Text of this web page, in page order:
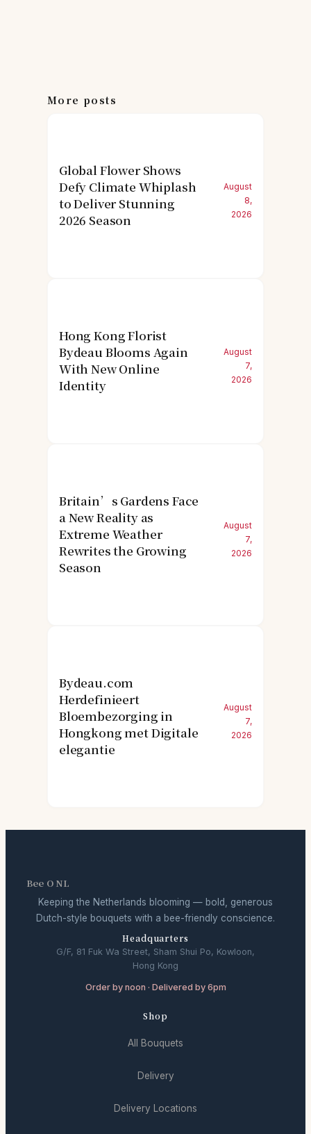
More posts
Global Flower Shows
Defy Climate Whiplash
to Deliver Stunning
2026 Season
August
8,
2026
Hong Kong Florist
Bydeau Blooms Again
With New Online
Identity
August
7,
2026
Britain’s Gardens Face
a New Reality as
Extreme Weather
Rewrites the Growing
Season
August
7,
2026
Bydeau.com
Herdefinieert
Bloembezorging in
Hongkong met Digitale
elegantie
August
7,
2026
Bee O NL
Keeping the Netherlands blooming — bold, generous
Dutch-style bouquets with a bee-friendly conscience.
Headquarters
G/F, 81 Fuk Wa Street, Sham Shui Po, Kowloon,
Hong Kong
Order by noon · Delivered by 6pm
Shop
All Bouquets
Delivery
Delivery Locations